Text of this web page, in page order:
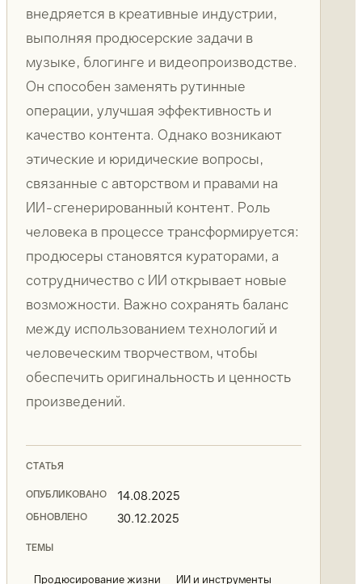
внедряется в креативные индустрии,
выполняя продюсерские задачи в
музыке, блогинге и видеопроизводстве.
Он способен заменять рутинные
операции, улучшая эффективность и
качество контента. Однако возникают
этические и юридические вопросы,
связанные с авторством и правами на
ИИ-сгенерированный контент. Роль
человека в процессе трансформируется:
продюсеры становятся кураторами, а
сотрудничество с ИИ открывает новые
возможности. Важно сохранять баланс
между использованием технологий и
человеческим творчеством, чтобы
обеспечить оригинальность и ценность
произведений.
СТАТЬЯ
ОПУБЛИКОВАНО 14.08.2025
ОБНОВЛЕНО 30.12.2025
ТЕМЫ
Продюсирование жизни ИИ и инструменты